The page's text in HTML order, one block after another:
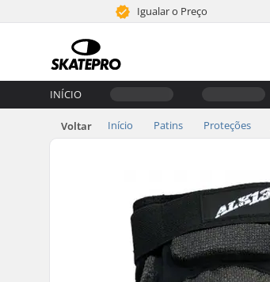
Igualar o Preço
INÍCIO
Voltar Início Patins Proteções